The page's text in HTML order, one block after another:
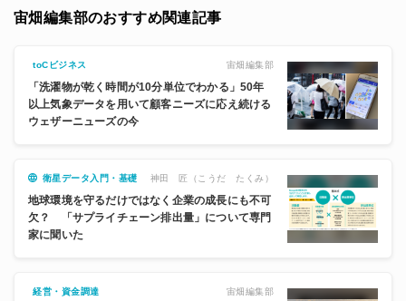
宙畑編集部のおすすめ関連記事
toCビジネス 宙畑編集部
「洗濯物が乾く時間が10分単位でわかる」50年
以上気象データを用いて顧客ニーズに応え続ける
ウェザーニューズの今
衛星データ入門・基礎 神田 匠（こうだ たくみ）
地球環境を守るだけではなく企業の成長にも不可
欠？ 「サプライチェーン排出量」について専門
家に聞いた
経営・資金調達 宙畑編集部